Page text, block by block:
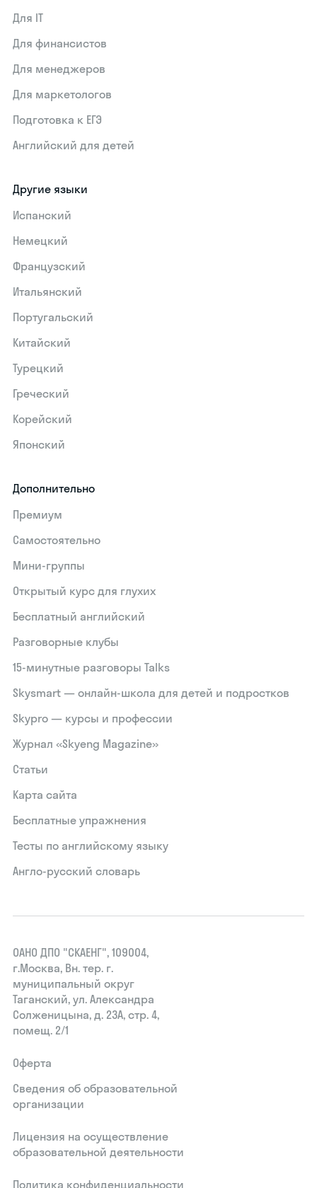
Для IT
Для финансистов
Для менеджеров
Для маркетологов
Подготовка к ЕГЭ
Английский для детей
Другие языки
Испанский
Немецкий
Французский
Итальянский
Португальский
Китайский
Турецкий
Греческий
Корейский
Японский
Дополнительно
Премиум
Самостоятельно
Мини-группы
Открытый курс для глухих
Бесплатный английский
Разговорные клубы
15‑минутные разговоры Talks
Skysmart — онлайн-школа для детей и подростков
Skypro — курсы и профессии
Журнал «Skyeng Magazine»
Статьи
Карта сайта
Бесплатные упражнения
Тесты по английскому языку
Англо-русский словарь
ОАНО ДПО "СКАЕНГ", 109004,
г.Москва, Вн. тер. г.
муниципальный округ
Таганский, ул. Александра
Солженицына, д. 23А, стр. 4,
помещ. 2/1
Оферта
Сведения об образовательной
организации
Лицензия на осуществление
образовательной деятельности
Политика конфиденциальности